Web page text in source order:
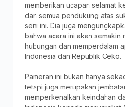
memberikan ucapan selamat
dan semua pendukung atas
seni ini. Dia juga
bahwa acara ini akan semakin
hubungan dan memperdalam
Indonesia dan Republik Ceko.
Pameran ini bukan hanya
tetapi juga merupakan
memperkenalkan keindahan